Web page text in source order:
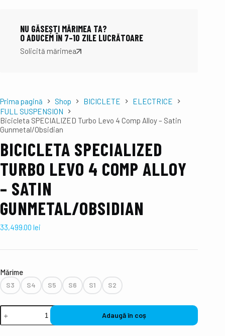
NU GĂSEȘTI MĂRIMEA TA?
O ADUCEM ÎN 7–10 ZILE LUCRĂTOARE
Solicită mărimea
Prima pagină Shop BICICLETE
ELECTRICE
FULL SUSPENSION
Bicicleta SPECIALIZED Turbo Levo 4 Comp Alloy – Satin
Gunmetal/Obsidian
BICICLETA SPECIALIZED
TURBO LEVO 4 COMP ALLOY
– SATIN
GUNMETAL/OBSIDIAN
33,499.00 lei
Mǎrime
S3 S4 S5 S6 S1 S2
Adaugă în coș